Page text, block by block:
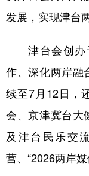
发展，实现津台
津台会创办
作、深化两岸融
续至7月12日，
会、京津冀台大
及津台民乐交
营、“2026两岸